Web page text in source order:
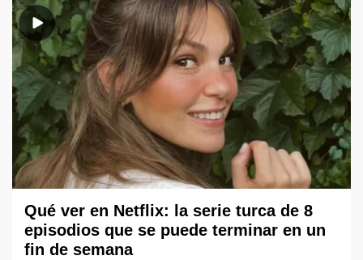
Qué ver en Netflix: la serie turca de 8
episodios que se puede terminar en un
fin de semana